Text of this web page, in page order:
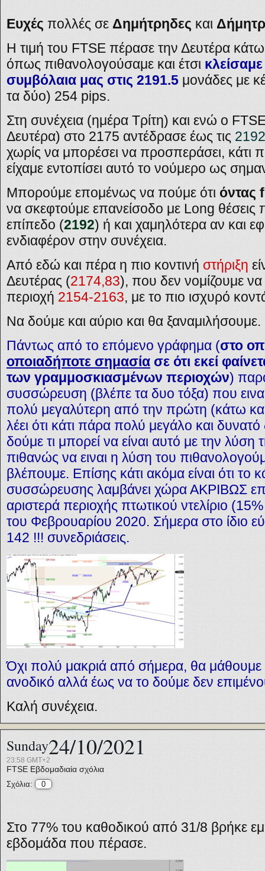
Ευχές πολλές σε Δημήτρηδες και
Η τιμή του FTSE πέρασε την Δευτέρα
όπως πιθανολογούσαμε και έτσι
συμβόλαια μας στις 2191.5 μονάδες με
τα δύο) 254 pips.
Στη συνέχεια (ημέρα Τρίτη) και ενώ ο
Δευτέρα) στο 2175 αντέδρασε έως τις 2192
χωρίς να μπορέσει να προσπεράσει, κάτι
είχαμε εντοπίσει αυτό το νούμερο ως
Μπορούμε επομένως να πούμε ότι όντας
να σκεφτούμε επανείσοδο με Long
επίπεδο (2192) ή και χαμηλότερα αν και
ενδιαφέρον στην συνέχεια.
Από εδώ και πέρα η πιο κοντινή στήριξη
Δευτέρας (2174,83), που δεν νομίζουμε να
περιοχή 2154-2163, με το πιο ισχυρό
Να δούμε και αύριο και θα ξαναμιλήσουμε.
Πάντως από το επόμενο γράφημα (στο
οποιαδήποτε σημασία σε ότι εκεί
των γραμμοσκιασμένων περιοχών)
συσσώρευση (βλέπε τα δυο τόξα) που
πολύ μεγαλύτερη από την πρώτη (κάτω
λέει ότι κάτι πάρα πολύ μεγάλο και δυνατό
δούμε τι μπορεί να είναι αυτό με την
πιθανώς να ειναι η λύση του
βλέπουμε. Επίσης κάτι ακόμα είναι ότι το
συσσώρευσης λαμβάνει χώρα ΑΚΡΙΒΩΣ επί
αριστερά περιοχής πτωτικού ντελίριο
του Φεβρουαρίου 2020. Σήμερα στο ίδιο
142 !!! συνεδριάσεις.
Όχι πολύ μακριά από σήμερα, θα μάθουμε
ανοδικό αλλά έως να το δούμε δεν
Καλή συνέχεια.
Sunday24/10/2021
23:58 GMT+2
FTSE Εβδομαδιαία σχόλια
Σχόλια: 0
Στο 77% του καθοδικού από 31/8 βρήκε
εβδομάδα που πέρασε.